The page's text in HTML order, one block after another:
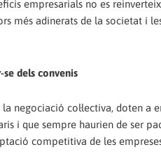
empresarials no es
més adinerats de la societat i
dels convenis
negociació col·lectiva, doten a
i que sempre haurien de ser
competitiva de les